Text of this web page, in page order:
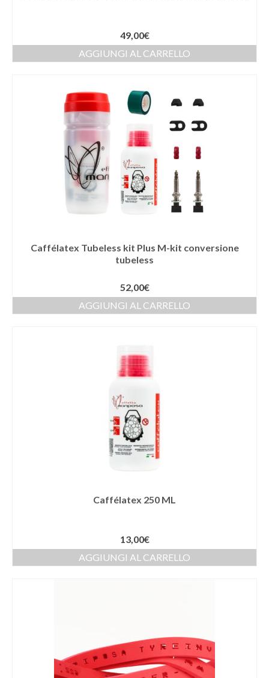
49,00€
AGGIUNGI AL CARRELLO
Caffélatex Tubeless kit Plus M-kit conversione
tubeless
52,00€
AGGIUNGI AL CARRELLO
Caffélatex 250 ML
13,00€
AGGIUNGI AL CARRELLO